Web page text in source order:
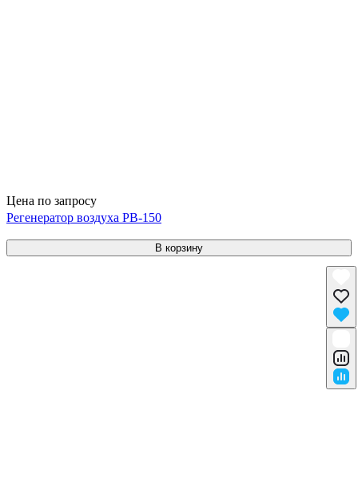
Цена по запросу
Регенератор воздуха РВ-150
В корзину